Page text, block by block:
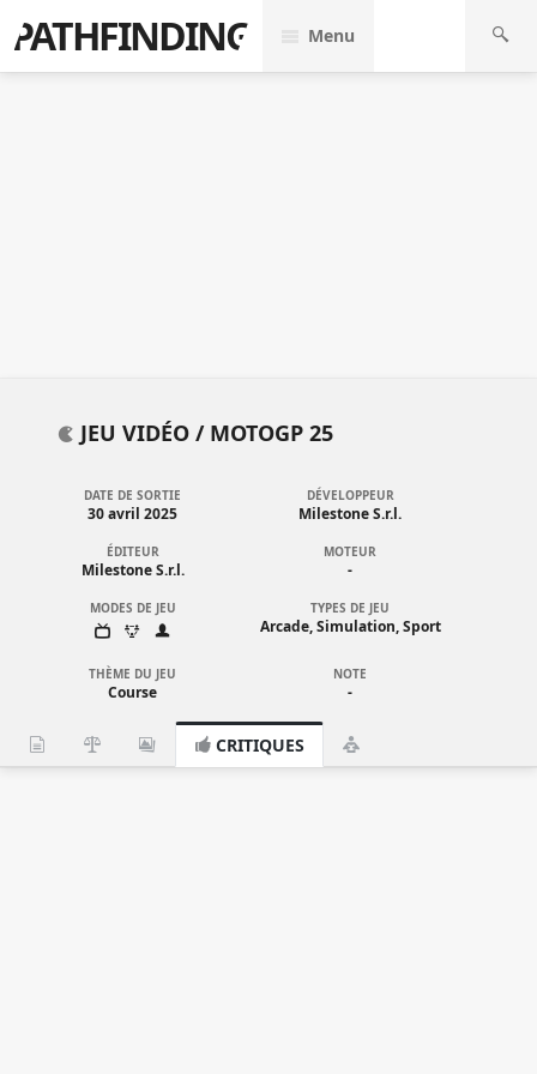
PATHFINDING Menu
JEU VIDÉO / MOTOGP 25
DATE DE SORTIE
30 avril 2025
DÉVELOPPEUR
Milestone S.r.l.
ÉDITEUR
Milestone S.r.l.
MOTEUR
-
MODES DE JEU TYPES DE JEU
Arcade, Simulation, Sport
THÈME DU JEU
Course
NOTE
-
CRITIQUES